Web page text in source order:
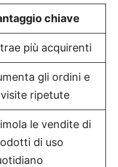
chiave
più acquirenti
gli ordini e
ripetute
le vendite di
di uso